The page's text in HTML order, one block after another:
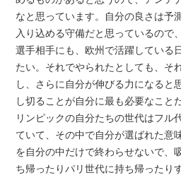
なと思っています。自分の良さは予
入り込める守備だと思っているので
選手相手にも、欧州で活躍している
たい。それでやられたとしても、そ
し、さらに自分が伸びる力になると
し切ることが自分に最も必要なこと
リンピックの自分たちの世代はフル
ていて、その中で自分が選ばれた意
を自分の中だけで終わらせないで、
ち帰ったりパリ世代に持ち帰ったり